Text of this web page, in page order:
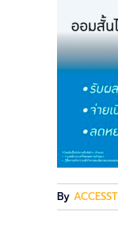
By